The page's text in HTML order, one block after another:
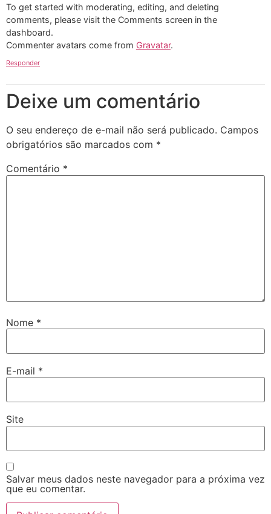
To get started with moderating, editing, and deleting
comments, please visit the Comments screen in the
dashboard.
Commenter avatars come from Gravatar.
Responder
Deixe um comentário
O seu endereço de e-mail não será publicado. Campos
obrigatórios são marcados com *
Comentário *
Nome *
E-mail *
Site
Salvar meus dados neste navegador para a próxima vez
que eu comentar.